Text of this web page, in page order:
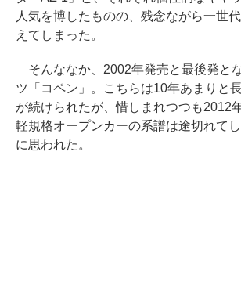
人気を博したものの、残念ながら一世
えてしまった。
そんななか、2002年発売と最後発と
ツ「コペン」。こちらは10年あまりと
が続けられたが、惜しまれつつも2012
軽規格オープンカーの系譜は途切れて
に思われた。